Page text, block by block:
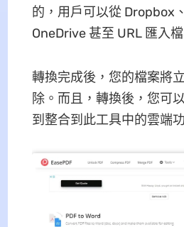
的，用戶可以從 Dropbox
OneDrive 甚至 URL 匯入檔
轉換完成後，您的檔案將
除。而且，轉換後，您可
到整合到此工具中的雲端